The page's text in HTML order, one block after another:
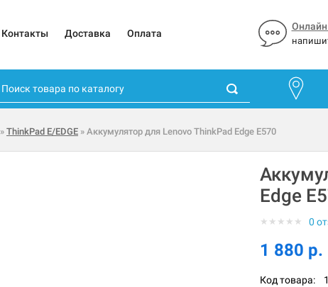
Контакты Доставка Оплата
Онлайн
» ThinkPad E/EDGE » Аккумулятор для Lenovo ThinkPad Edge E570
Edge
★ ★ ★ ★ ★ 0
1 880 р.
Код товара: